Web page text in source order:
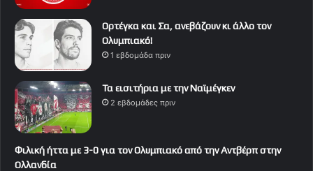
Ορτέγκα και Σα, ανεβάζουν κι άλλο τον
Ολυμπιακό!
1 εβδομάδα πριν
Τα εισιτήρια με την Ναϊμέγκεν
2 εβδομάδες πριν
Φιλική ήττα με 3-0 για τον Ολυμπιακό από την Αντβέρπ στην
Ολλανδία